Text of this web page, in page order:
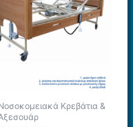
Κρεβάτια &